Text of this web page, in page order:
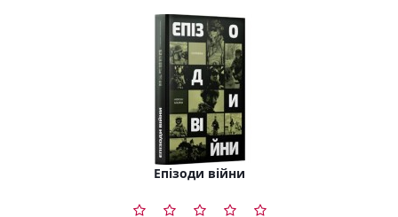
Епізоди війни